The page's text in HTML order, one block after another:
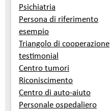
Psichiatria
Persona di riferimento
esempio
Triangolo di cooperazione
testimonial
Centro tumori
Riconiscimento
Centro di auto-aiuto
Personale ospedaliero